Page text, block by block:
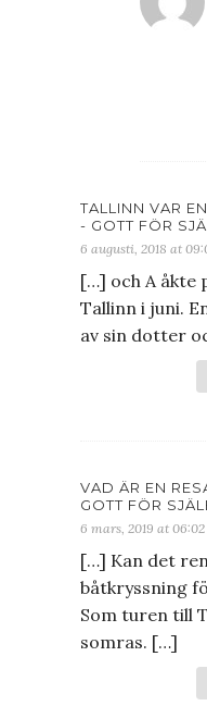
TALLINN VAR
- GOTT FÖR
6 augusti, 2018 at
[…] och A åkte
Tallinn i juni.
av sin dotter
VAD ÄR EN
GOTT FÖR
6 mars, 2019 at 06:02
[…] Kan det
båtkryssning
Som turen till
somras. […]